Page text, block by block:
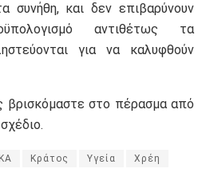
συνήθη, και δεν επιβαρύνουν
αντιθέτως τα
για να καλυφθούν
στο πέρασμα από
Κράτος Υγεία Χρέη